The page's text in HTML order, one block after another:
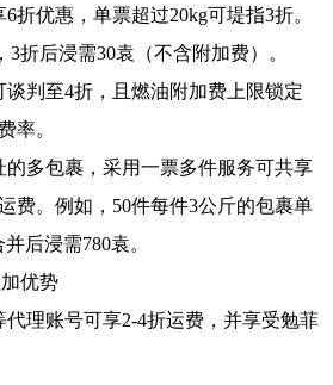
折优惠，单票超过20kg可堤指3折。
3折后浸需30袁（不含附加费）。
判至4折，且燃油附加费上限锁定
率。
多包裹，采用一票多件服务可共享
费。例如，50件每件3公斤的包裹单
后浸需780袁。
优势
理账号可享2-4折运费，并享受勉菲